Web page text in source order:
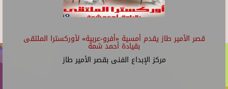
قصر الأمير طاز يقدم أمسية «أفرو-عربية» لأوركسترا الملتقى
بقيادة أحمد شمة
مركز الإبداع الفنى بقصر الأمير طاز